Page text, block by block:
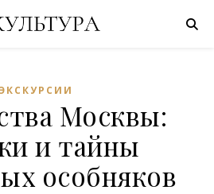
ЭКСКУРСИИ
Москвы:
и тайны
особняков